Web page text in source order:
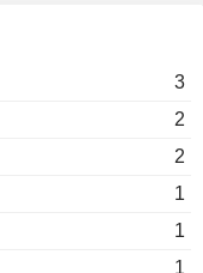
Vikas Marwah
Deepak Jain
Anmol Jain
Anmol Jain
Vikas Marwah
3
2
2
1
1
1